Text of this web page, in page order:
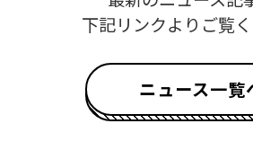
下記リンクよりご覧く
ニュース一覧